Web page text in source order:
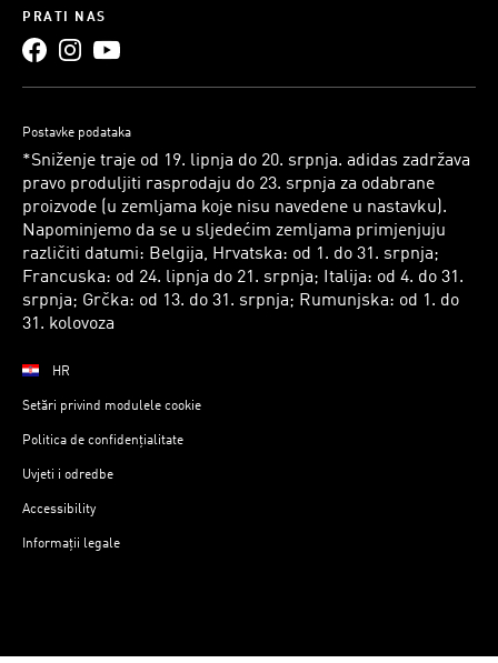
PRATI NAS
Postavke podataka
*Sniženje traje od 19. lipnja do 20. srpnja. adidas zadržava
pravo produljiti rasprodaju do 23. srpnja za odabrane
proizvode (u zemljama koje nisu navedene u nastavku).
Napominjemo da se u sljedećim zemljama primjenjuju
različiti datumi: Belgija, Hrvatska: od 1. do 31. srpnja;
Francuska: od 24. lipnja do 21. srpnja; Italija: od 4. do 31.
srpnja; Grčka: od 13. do 31. srpnja; Rumunjska: od 1. do
31. kolovoza
HR
Setări privind modulele cookie
Politica de confidențialitate
Uvjeti i odredbe
Accessibility
Informații legale